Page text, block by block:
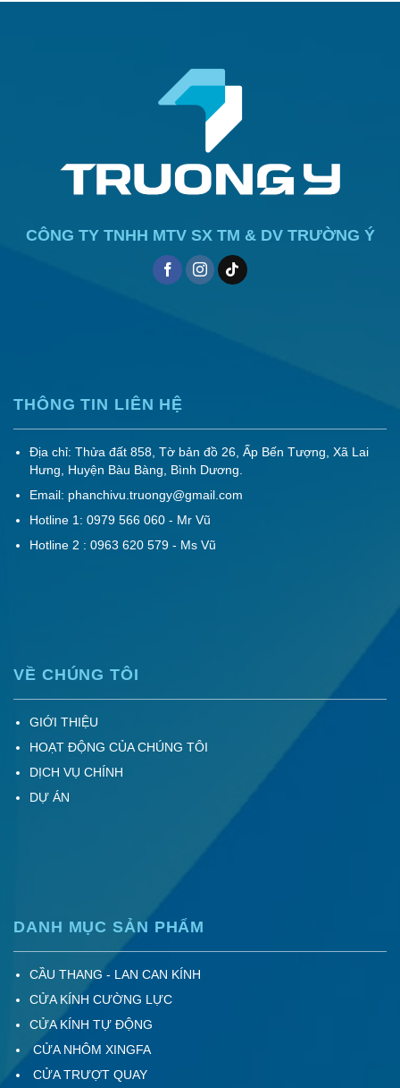
CÔNG TY TNHH MTV SX TM & DV TRƯỜNG Ý
THÔNG TIN LIÊN HỆ
Địa chỉ: Thửa đất 858, Tờ bản đồ 26, Ấp Bến Tượng, Xã Lai
Hưng, Huyện Bàu Bàng, Bình Dương.
Email: phanchivu.truongy@gmail.com
Hotline 1: 0979 566 060 - Mr Vũ
Hotline 2 : 0963 620 579 - Ms Vũ
VỀ CHÚNG TÔI
GIỚI THIỆU
HOẠT ĐỘNG CỦA CHÚNG TÔI
DỊCH VỤ CHÍNH
DỰ ÁN
DANH MỤC SẢN PHẨM
CẦU THANG - LAN CAN KÍNH
CỬA KÍNH CƯỜNG LỰC
CỬA KÍNH TỰ ĐỘNG
CỬA NHÔM XINGFA
CỬA TRƯỢT QUAY